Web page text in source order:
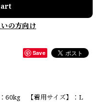
の方向け
Save
60kg 【着用サイズ】：L